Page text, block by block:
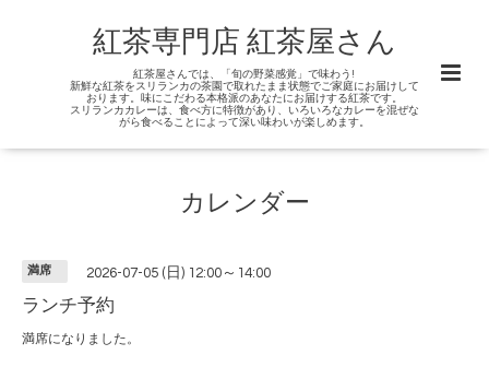
紅茶専門店 紅茶屋さん
紅茶屋さんでは、「旬の野菜感覚」で味わう!
新鮮な紅茶をスリランカの茶園で取れたまま状態でご家庭にお届けして
おります。味にこだわる本格派のあなたにお届けする紅茶です。
スリランカカレーは、食べ方に特徴があり、いろいろなカレーを混ぜな
がら食べることによって深い味わいが楽しめます。
カレンダー
満席 2026-07-05 (日) 12:00～14:00
ランチ予約
満席になりました。